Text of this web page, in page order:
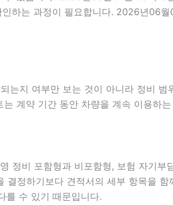
하는 과정이 필요합니다. 2026년06
지 여부만 보는 것이 아니라 정비
계약 기간 동안 차량을 계속 이용하
정비 포함형과 비포함형, 보험 자기
정하기보다 견적서의 세부 항목을
를 수 있기 때문입니다.